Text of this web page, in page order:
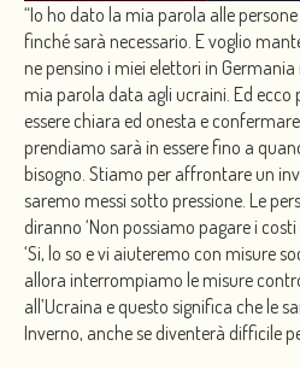
“Io ho dato la mia parola alle
finché sarà necessario. E voglio
ne pensino i miei elettori in
mia parola data agli ucraini. Ed
essere chiara ed onesta e
prendiamo sarà in essere fino a
bisogno. Stiamo per affrontare un
saremo messi sotto pressione. Le
diranno ‘Non possiamo pagare i costi
‘Si, lo so e vi aiuteremo con misure
allora interrompiamo le misure
all’Ucraina e questo significa che le
Inverno, anche se diventerà difficile